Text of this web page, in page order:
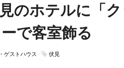
のホテルに「
で客室飾る
ゲストハウス 伏見